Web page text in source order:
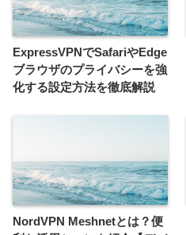
ExpressVPNでSafariやEdge
ブラウザのプライバシーを強
化する設定方法を徹底解説
NordVPN Meshnetとは？便